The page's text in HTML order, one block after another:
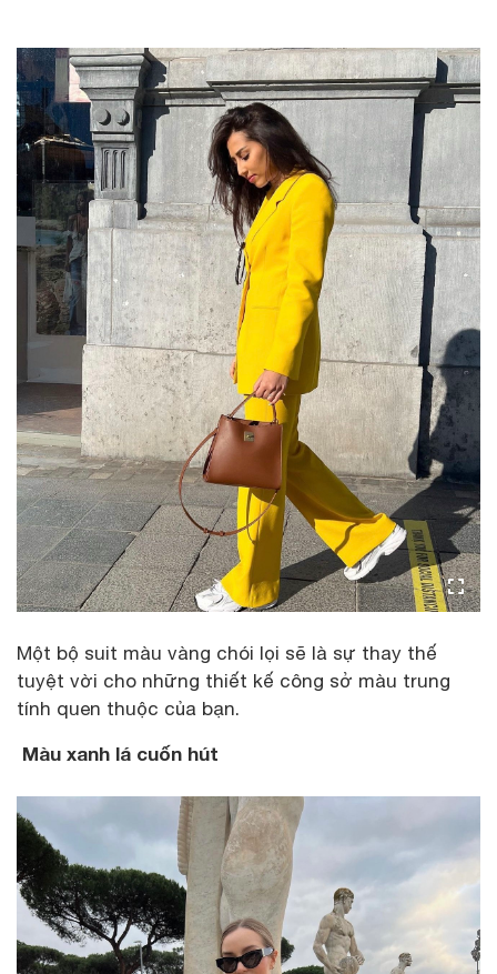
Một bộ suit màu vàng chói lọi sẽ là sự thay thế
tuyệt vời cho những thiết kế công sở màu trung
tính quen thuộc của bạn.
Màu xanh lá cuốn hút